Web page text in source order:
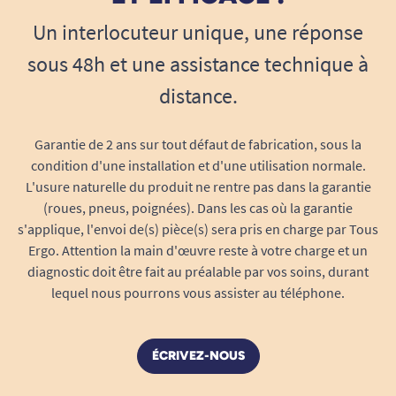
l’humidité pour éviter la sensation de
moiteur, idéale pour des sessions d’assise
prolongée.
Son tissage dense et souple offre une
du coussin viscoélastique, favorisant la
détente et la diminution des points de
pression.
Mise en place rapide et maintien parfait
Grâce à sa forme carrée et son contour
élastiqué, la housse s’installe en quelques
secondes, sans effort particulier.
que soit sa taille standard (dimensions
compatibles indiquées ci-dessus).
Un interlocuteur unique, une réponse
sous 48h et une assistance technique à
distance.
Garantie de 2 ans sur tout défaut de fabrication, sous la
condition d'une installation et d'une utilisation normale.
L'usure naturelle du produit ne rentre pas dans la garantie
(roues, pneus, poignées). Dans les cas où la garantie
s'applique, l'envoi de(s) pièce(s) sera pris en charge par Tous
Ergo. Attention la main d'œuvre reste à votre charge et un
diagnostic doit être fait au préalable par vos soins, durant
lequel nous pourrons vous assister au téléphone.
ÉCRIVEZ-NOUS